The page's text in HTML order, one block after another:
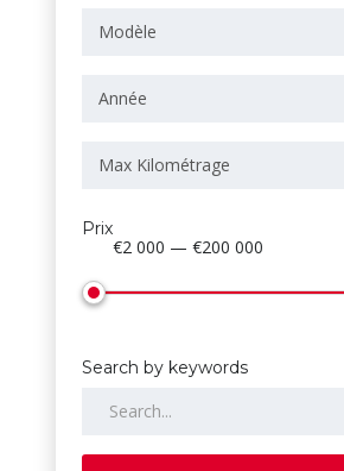
Modèle
Année
Max Kilométrage
Prix
€2 000 — €200 000
Search by keywords